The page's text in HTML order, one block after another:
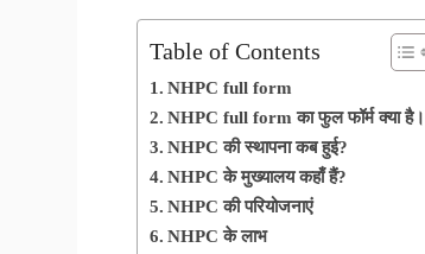
Table of Contents
NHPC full form
NHPC full form का फुल फॉर्म क्या है।
NHPC की स्थापना कब हुई?
NHPC के मुख्यालय कहाँ हैं?
NHPC की परियोजनाएं
NHPC के लाभ